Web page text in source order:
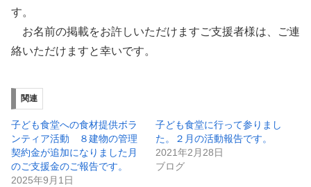
す。
お名前の掲載をお許しいただけますご支援者様は、ご連
絡いただけますと幸いです。
関連
子ども食堂への食材提供ボラ
ンティア活動 ８建物の管理
契約金が追加になりました月
のご支援金のご報告です。
2025年9月1日
子ども食堂に行って参りまし
た。２月の活動報告です。
2021年2月28日
ブログ